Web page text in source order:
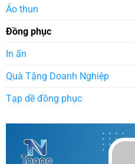
Áo thun
Đồng phục
In ấn
Quà Tặng Doanh Nghiệp
Tạp dề đồng phục